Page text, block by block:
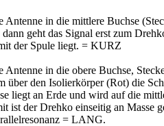
Antenne in die mittlere Buchse
geht das Signal erst zum
der Spule liegt. = KURZ
Antenne in die obere Buchse,
über den Isolierkörper (Rot) die
liegt an Erde und wird auf die
ist der Drehko einseitig an Masse
= LANG.